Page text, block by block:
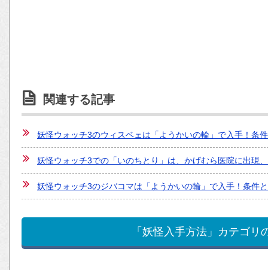
関連する記事
妖怪ウォッチ3のウィスベェは「ようかいの輪」で入手！条
妖怪ウォッチ3での「いのちとり」は、かげむら医院に出現
妖怪ウォッチ3のジバコマは「ようかいの輪」で入手！条件
「妖怪入手方法」カテゴリ